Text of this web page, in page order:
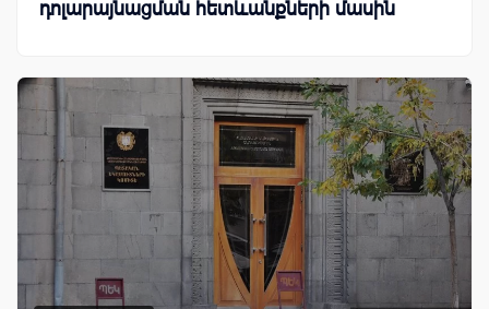
դոլարայնացման հետևանքների մասին